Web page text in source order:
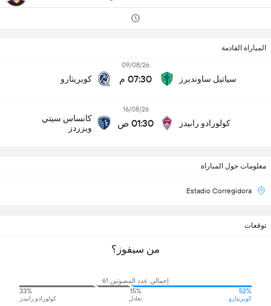
المباراة القادمة
سياتيل ساونديرز
09/08/26
07:30 م كويريتارو
كولورادو رابيدز
16/08/26
01:30 ص
كانساس سيتي
ويزردز
معلومات حول المباراة
Estadio Corregidora
توقعات
من سيفوز؟
إجمالي عدد المصوتين 61
52%
كويريتارو
15%
تعادل
33%
كولورادو رابيدز